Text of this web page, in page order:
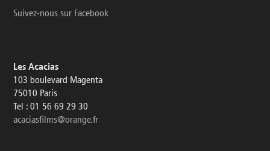
Suivez-nous sur Facebook
Les Acacias
103 boulevard Magenta
75010 Paris
Tel : 01 56 69 29 30
acaciasfilms@orange.fr